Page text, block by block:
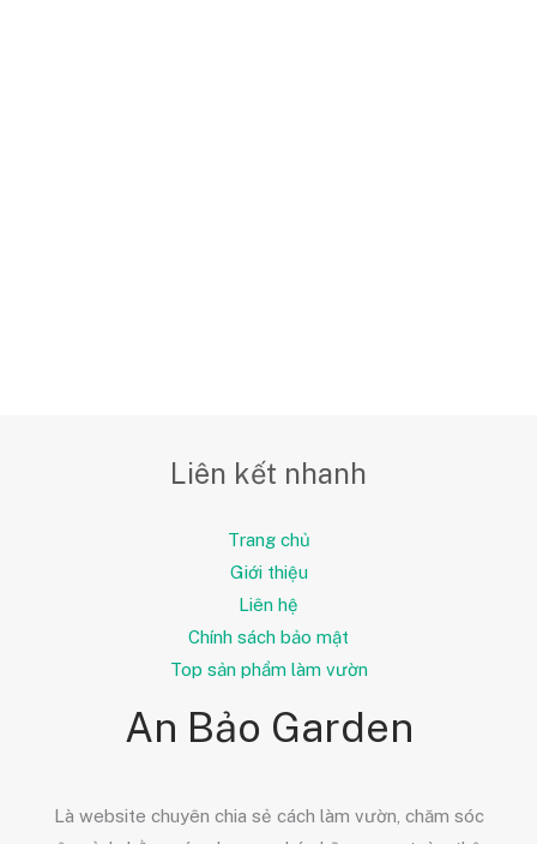
Liên kết nhanh
Trang chủ
Giới thiệu
Liên hệ
Chính sách bảo mật
Top sản phẩm làm vườn
An Bảo Garden
Là website chuyên chia sẻ cách làm vườn, chăm sóc